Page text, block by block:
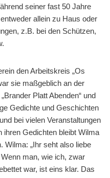
seiner fast 50 Jahre
allein zu Haus oder
z.B. bei den Schützen,
den Arbeitskreis „Os
sie maßgeblich an der
Platt Abenden“ und
Gedichte und Geschichten
bei vielen Veranstaltungen
ihren Gedichten bleibt Wilma
Wilma: „Ihr seht also liebe
man, wie ich, zwar
war, ist eins klar. Das